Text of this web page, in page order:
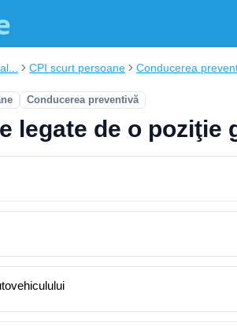
CPI scurt persoane Conducerea
Conducerea preventivă
legate de o poziţie